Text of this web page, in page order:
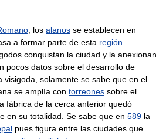
, los alanos se establecen en
a formar parte de esta región
conquistan la ciudad y la anexionan
pocos datos sobre el desarrollo de
visigoda, solamente se sabe que en el
se amplía con torreones sobre el
fábrica de la cerca anterior quedó
en su totalidad. Se sabe que en 589 la
pues figura entre las ciudades que